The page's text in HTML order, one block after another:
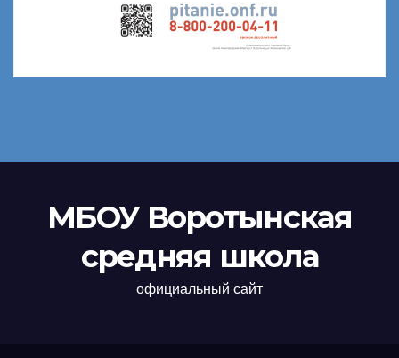
МБОУ Воротынская
средняя школа
официальный сайт